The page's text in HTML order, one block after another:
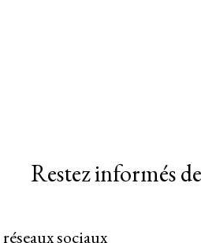
Restez informés
sociaux